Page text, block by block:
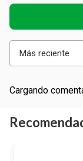
Más reciente
Cargando